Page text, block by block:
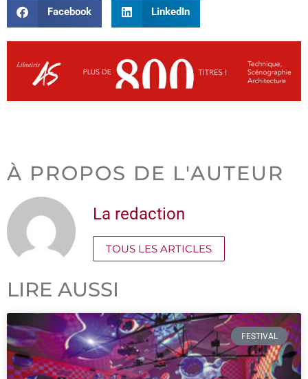
Facebook LinkedIn
À PROPOS DE L'AUTEUR
La redaction
TOUS LES ARTICLES
LIRE AUSSI
FESTIVAL